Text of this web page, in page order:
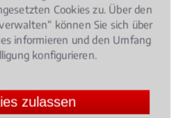
der
"Fachanwalt für
haben diese von
Fachanwälte für
umfangreiche Kenntnisse in
Cookies zu. Über den
können Sie sich über
informieren und den Umfang
konfigurieren.
zulassen